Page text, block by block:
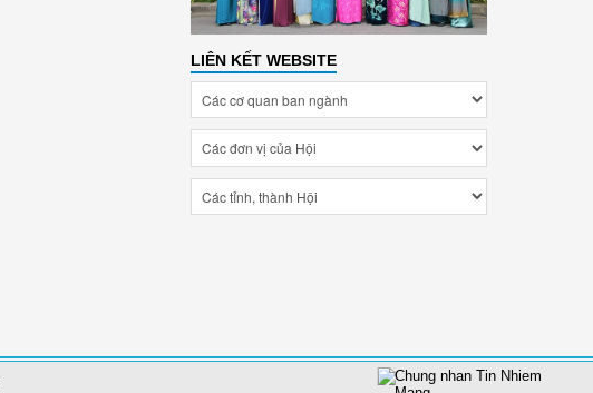
LIÊN KẾT WEBSITE